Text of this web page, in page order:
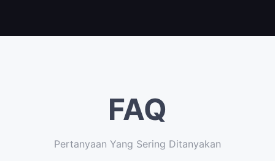
FAQ
Pertanyaan Yang Sering Ditanyakan